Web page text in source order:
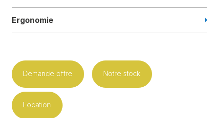
Ergonomie
Demande offre Notre stock
Location